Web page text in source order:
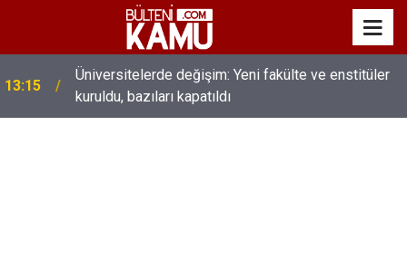
13:00
MEB’de üst düzey değişim: Genel müdürler değişti,
yeni isimler atandı